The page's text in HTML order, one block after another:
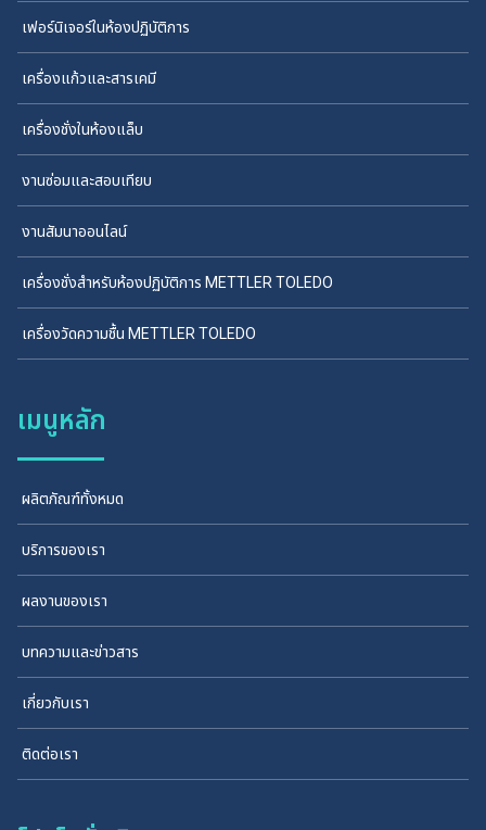
เฟอร์นิเจอร์ในห้องปฏิบัติการ
เครื่องแก้วและสารเคมี
เครื่องชั่งในห้องแล็บ
งานซ่อมและสอบเทียบ
งานสัมนาออนไลน์
เครื่องชั่งสำหรับห้องปฏิบัติการ METTLER TOLEDO
เครื่องวัดความชื้น METTLER TOLEDO
เมนูหลัก
ผลิตภัณฑ์ทั้งหมด
บริการของเรา
ผลงานของเรา
บทความและข่าวสาร
เกี่ยวกับเรา
ติดต่อเรา